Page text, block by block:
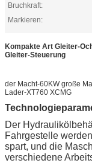
Bruchkraft:
Markieren:
Kompakte Art Gleiter-
Gleiter-Steuerung
der Macht-60KW große
Lader-XT760 XCMG
Der
Fahrgestelle
spart, und die
verschiedene